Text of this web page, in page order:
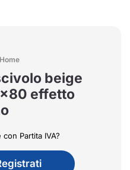
beige
effetto
Partita IVA?